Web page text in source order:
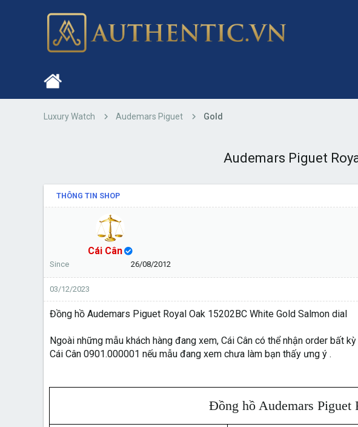
Luxury Watch Audemars Piguet Gold
Audemars Piguet
THÔNG TIN SHOP
Cái Cân
Since 26/08/2012
03/12/2023
Đồng hồ Audemars Piguet Royal Oak 15202BC White Gold Salmon dial
Ngoài những mẫu khách hàng đang xem, Cái Cân có thể nhận order bất
Cái Cân 0901.000001 nếu mẫu đang xem chưa làm bạn thấy ưng ý .
Đồng hồ Audemars